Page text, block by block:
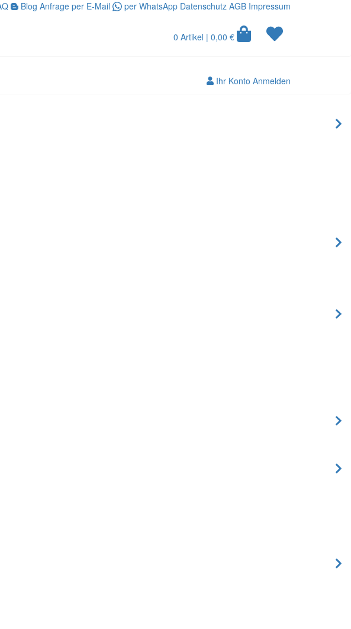
Blog Anfrage per E-Mail per WhatsApp Datenschutz AGB Impressum
0 Artikel | 0,00 €
Ihr Konto Anmelden